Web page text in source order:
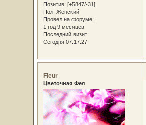
Позитив: [+5847/-31]
Пол: Женский
Провел на форуме:
1 год 9 месяцев
Последний визит:
Сегодня 07:17:27
Fleur
Цветочная Фея